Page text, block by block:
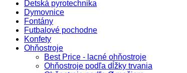
Detská pyrotechnika
Dymovnice
Fontány
Futbalové pochodne
Konfety
Ohňostroje
Best Price - lacné ohňostroje
Ohňostroje podľa dĺžky trvania